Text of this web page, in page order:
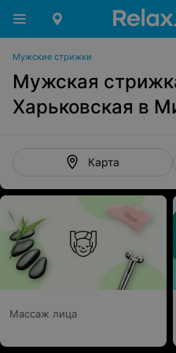
Мужские стрижки
Мужская
Харьковская в
Карта
Массаж лица